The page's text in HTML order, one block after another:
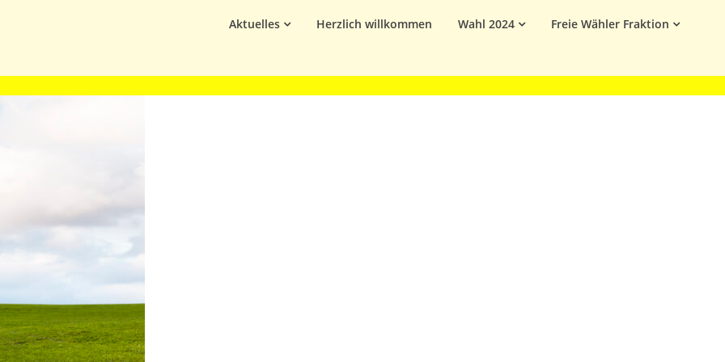
Aktuelles Herzlich willkommen Wahl 2024 Freie Wähler Fraktion